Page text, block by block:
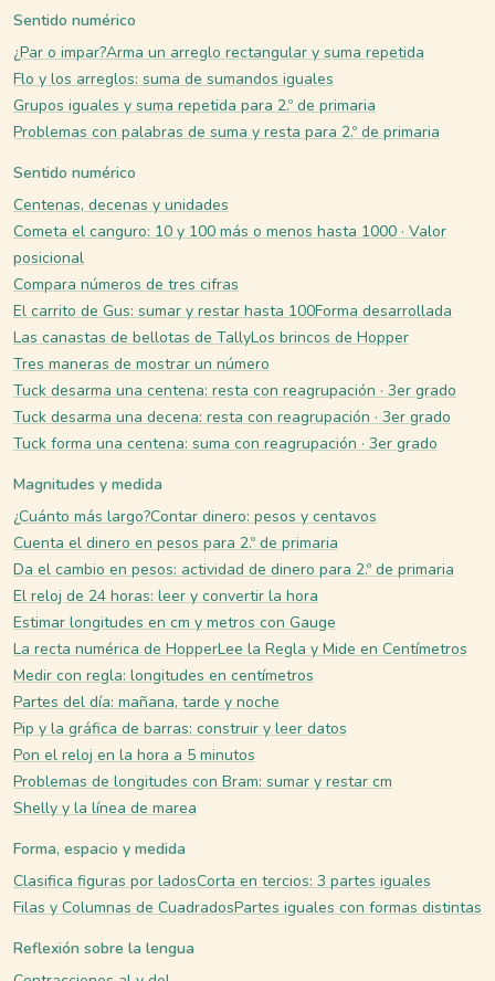
Sentido numérico
¿Par o impar?Arma un arreglo rectangular y suma repetida
Flo y los arreglos: suma de sumandos iguales
Grupos iguales y suma repetida para 2.º de primaria
Problemas con palabras de suma y resta para 2.º de primaria
Sentido numérico
Centenas, decenas y unidades
Cometa el canguro: 10 y 100 más o menos hasta 1000 · Valor
posicional
Compara números de tres cifras
El carrito de Gus: sumar y restar hasta 100Forma desarrollada
Las canastas de bellotas de TallyLos brincos de Hopper
Tres maneras de mostrar un número
Tuck desarma una centena: resta con reagrupación · 3er grado
Tuck desarma una decena: resta con reagrupación · 3er grado
Tuck forma una centena: suma con reagrupación · 3er grado
Magnitudes y medida
¿Cuánto más largo?Contar dinero: pesos y centavos
Cuenta el dinero en pesos para 2.º de primaria
Da el cambio en pesos: actividad de dinero para 2.º de primaria
El reloj de 24 horas: leer y convertir la hora
Estimar longitudes en cm y metros con Gauge
La recta numérica de HopperLee la Regla y Mide en Centímetros
Medir con regla: longitudes en centímetros
Partes del día: mañana, tarde y noche
Pip y la gráfica de barras: construir y leer datos
Pon el reloj en la hora a 5 minutos
Problemas de longitudes con Bram: sumar y restar cm
Shelly y la línea de marea
Forma, espacio y medida
Clasifica figuras por ladosCorta en tercios: 3 partes iguales
Filas y Columnas de CuadradosPartes iguales con formas distintas
Reflexión sobre la lengua